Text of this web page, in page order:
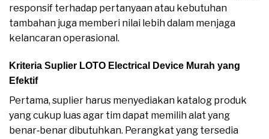
responsif terhadap pertanyaan atau kebutuhan
tambahan juga memberi nilai lebih dalam menjaga
kelancaran operasional.
Kriteria Suplier LOTO Electrical Device Murah yang
Efektif
Pertama, suplier harus menyediakan katalog produk
yang cukup luas agar tim dapat memilih alat yang
benar‑benar dibutuhkan. Perangkat yang tersedia